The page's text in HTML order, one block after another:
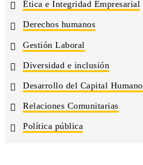
Ética e Integridad Empresarial
Derechos humanos
Gestión Laboral
Diversidad e inclusión
Desarrollo del Capital Humano
Relaciones Comunitarias
Política pública